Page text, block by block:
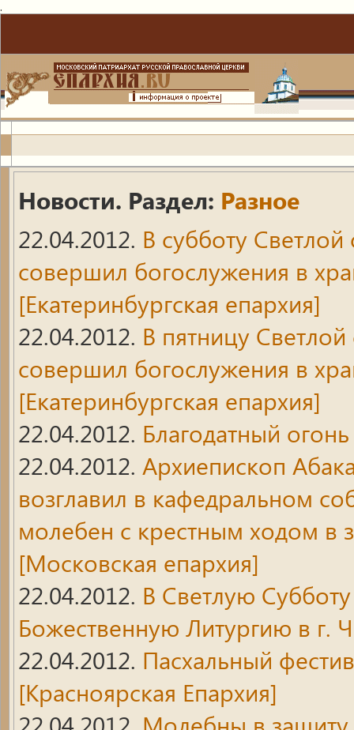
.
Новости. Раздел: Разное
22.04.2012. В субботу
совершил богослужения в
[Екатеринбургская епархия]
22.04.2012. В пятницу
совершил богослужения в
[Екатеринбургская епархия]
22.04.2012. Благодатный
22.04.2012. Архиепископ
возглавил в кафедральном
молебен с крестным ходом в
[Московская епархия]
22.04.2012. В Светлую
Божественную Литургию в г.
22.04.2012. Пасхальный
[Красноярская Епархия]